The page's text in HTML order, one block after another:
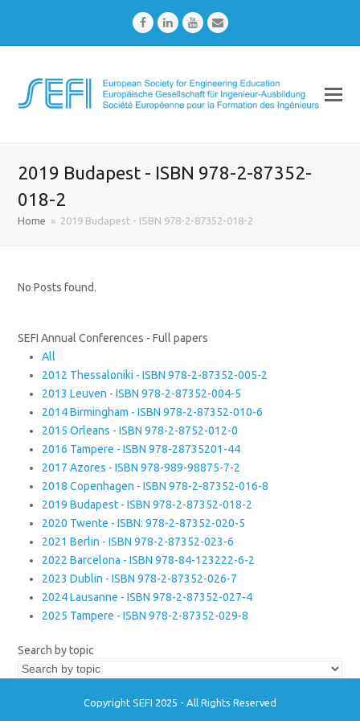
FacebookLinkedInYoutubeEmail
2019 Budapest - ISBN 978-2-87352-
018-2
Home » 2019 Budapest - ISBN 978-2-87352-018-2
No Posts found.
SEFI Annual Conferences - Full papers
All
2012 Thessaloniki - ISBN 978-2-87352-005-2
2013 Leuven - ISBN 978-2-87352-004-5
2014 Birmingham - ISBN 978-2-87352-010-6
2015 Orleans - ISBN 978-2-8752-012-0
2016 Tampere - ISBN 978-28735201-44
2017 Azores - ISBN 978-989-98875-7-2
2018 Copenhagen - ISBN 978-2-87352-016-8
2019 Budapest - ISBN 978-2-87352-018-2
2020 Twente - ISBN: 978-2-87352-020-5
2021 Berlin - ISBN 978-2-87352-023-6
2022 Barcelona - ISBN 978-84-123222-6-2
2023 Dublin - ISBN 978-2-87352-026-7
2024 Lausanne - ISBN 978-2-87352-027-4
2025 Tampere - ISBN 978-2-87352-029-8
Search by topic
Copyright SEFI 2025 - All Rights Reserved